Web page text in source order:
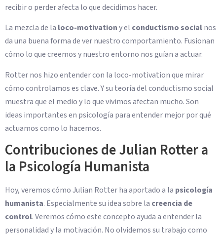
recibir o perder afecta lo que decidimos hacer.
La mezcla de la loco-motivationy el conductismo socialnos
da una buena forma de ver nuestro comportamiento. Fusionan
cómo lo que creemos y nuestro entorno nos guían a actuar.
Rotter nos hizo entender con la loco-motivation que mirar
cómo controlamos es clave. Y su teoría del conductismo social
muestra que el medio y lo que vivimos afectan mucho. Son
ideas importantes en psicología para entender mejor por qué
actuamos como lo hacemos.
Contribuciones de Julian Rotter a
la Psicología Humanista
Hoy, veremos cómo Julian Rotter ha aportado a la psicología
humanista. Especialmente su idea sobre la creencia de
control. Veremos cómo este concepto ayuda a entender la
personalidad y la motivación. No olvidemos su trabajo como